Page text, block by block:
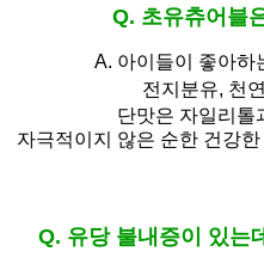
Q. 초유츄어블
A. 아이들이 좋아하
전지분유, 천
단맛은 자일리톨
자극적이지 않은 순한 건강
Q. 유당 불내증이 있는